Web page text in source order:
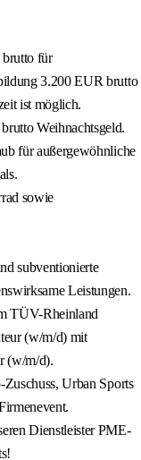
brutto für
3.200 EUR brutto
ist möglich.
Weihnachtsgeld.
für außergewöhnliche
sowie
subventionierte
Leistungen.
TÜV-Rheinland
(w/m/d) mit
(w/m/d).
Urban Sports
Dienstleister PME-